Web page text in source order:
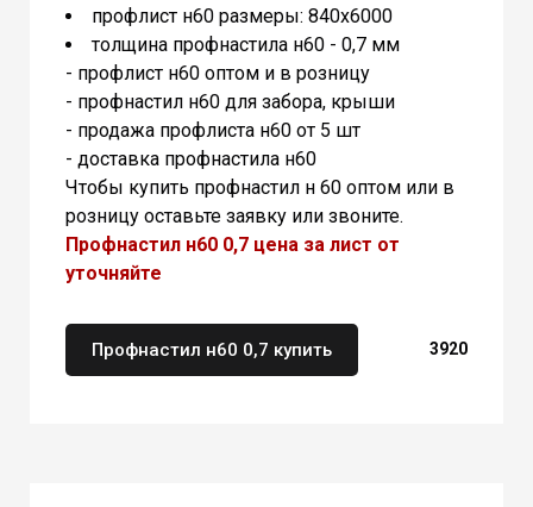
профлист н60 размеры: 840х6000
толщина профнастила н60 - 0,7 мм
- профлист н60 оптом и в розницу
- профнастил н60 для забора, крыши
- продажа профлиста н60 от 5 шт
- доставка профнастила н60
Чтобы купить профнастил н 60 оптом или в
розницу оставьте заявку или звоните.
Профнастил н60 0,7 цена за лист от
уточняйте
Профнастил н60 0,7 купить 3920